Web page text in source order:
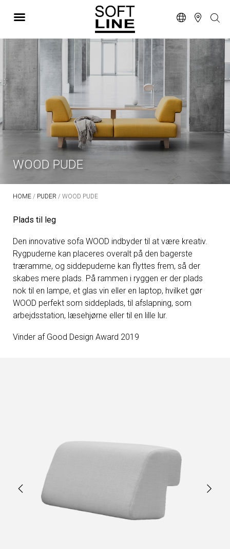
WOOD PUDE
HOME / PUDER / WOOD PUDE
Plads til leg
Den innovative sofa WOOD indbyder til at være kreativ.
Rygpuderne kan placeres overalt på den bagerste
træramme, og siddepuderne kan flyttes frem, så der
skabes mere plads. På rammen i ryggen er der plads
nok til en lampe, et glas vin eller en laptop, hvilket gør
WOOD perfekt som siddeplads, til afslapning, som
arbejdsstation, læsehjørne eller til en lille lur.
Vinder af Good Design Award 2019